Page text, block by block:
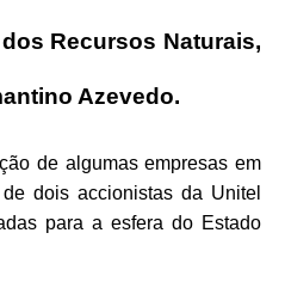
Recursos Naturais,
Azevedo.
de algumas empresas em
dois accionistas da Unitel
para a esfera do Estado